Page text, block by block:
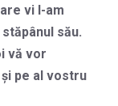
vi l-am
său.
vă vor
pe al vostru